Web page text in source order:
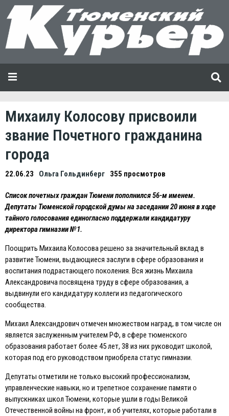
Михаилу Колосову присвоили
звание Почетного гражданина
города
22.06.23 Ольга Гольдинберг 355 просмотров
Список почетных граждан Тюмени пополнился 56-м именем.
Депутаты Тюменской городской думы на заседании 20 июня в ходе
тайного голосования единогласно поддержали кандидатуру
директора гимназии №1.
Поощрить Михаила Колосова решено за значительный вклад в
развитие Тюмени, выдающиеся заслуги в сфере образования и
воспитания подрастающего поколения. Вся жизнь Михаила
Александровича посвящена труду в сфере образования, а
выдвинули его кандидатуру коллеги из педагогического
сообщества.
Михаил Александрович отмечен множеством наград, в том числе он
является заслуженным учителем РФ, в сфере тюменского
образования работает более 45 лет, 38 из них руководит школой,
которая под его руководством приобрела статус гимназии.
Депутаты отметили не только высокий профессионализм,
управленческие навыки, но и трепетное сохранение памяти о
выпускниках школ Тюмени, которые ушли в годы Великой
Отечественной войны на фронт, и об учителях, которые работали в